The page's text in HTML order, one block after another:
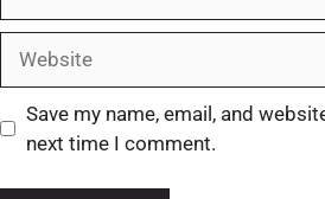
Save my name, email, and
next time I comment.